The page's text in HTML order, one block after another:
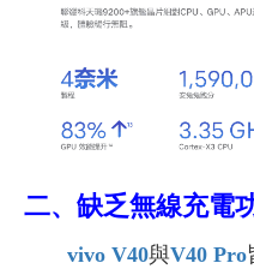
二、缺乏無線充電
vivo V40與V40 Pro